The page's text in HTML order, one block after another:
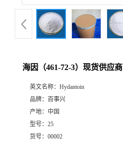
海因（461-72-3）现货供应商
英文名称： Hydantoin
品牌：
百事兴
产地： 中国
型号： 25
货号： 00002